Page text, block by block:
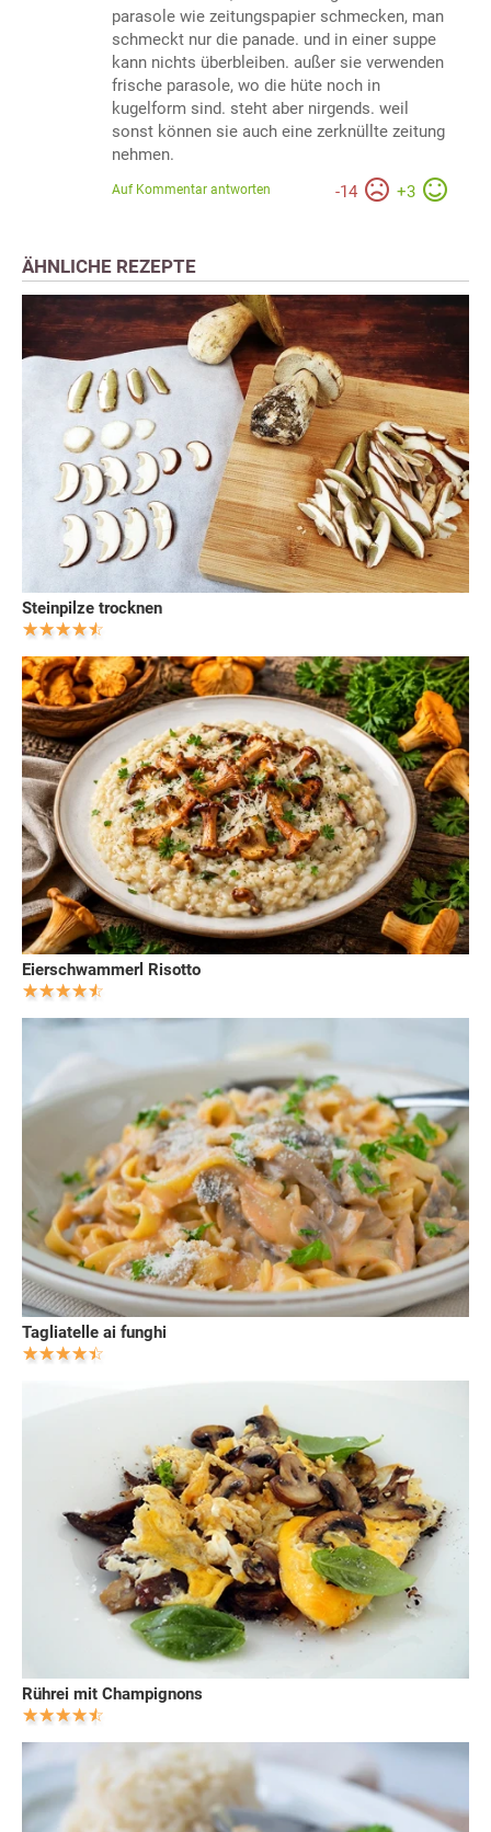
parasole wie zeitungspapier schmecken, man
schmeckt nur die panade. und in einer suppe
kann nichts überbleiben. außer sie verwenden
frische parasole, wo die hüte noch in
kugelform sind. steht aber nirgends. weil
sonst können sie auch eine zerknüllte zeitung
nehmen.
-14 +3
Auf Kommentar antworten
ÄHNLICHE REZEPTE
Steinpilze trocknen
Eierschwammerl Risotto
Tagliatelle ai funghi
Rührei mit Champignons